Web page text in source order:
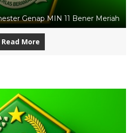
Genap MIN 11 Bener Meriah
Read More